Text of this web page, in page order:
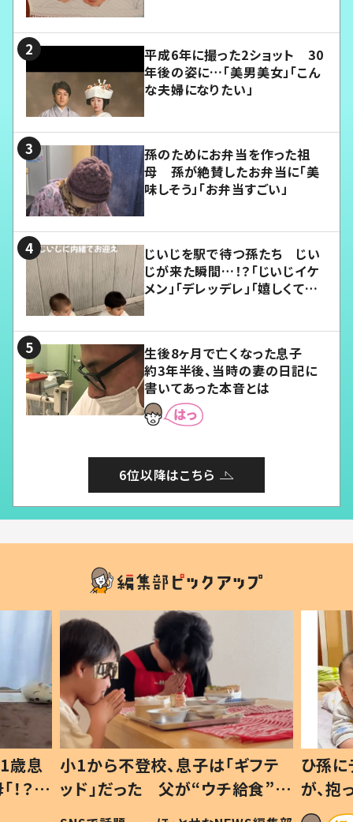
平成6年に撮った2ショット 30
年後の姿に…「美男美女」「こん
な夫婦になりたい」
孫のためにお弁当を作った祖
母 孫が絶賛したお弁当に「美
味しそう」「お弁当すごい」
じいじを駅で待つ孫たち じい
じが来た瞬間…！？「じいじイケ
メン」「デレッデレ」「嬉しくて可
生後8ヶ月で亡くなった息子
約3年半後、当時の妻の日記に
書いてあった本音とは
6位以降はこちら
フテ
食”を
ひ孫にデレデレな80歳じいじ
が、抱っこすると…ひ孫の反応に
「涙が出ました」「可愛くて仕方な